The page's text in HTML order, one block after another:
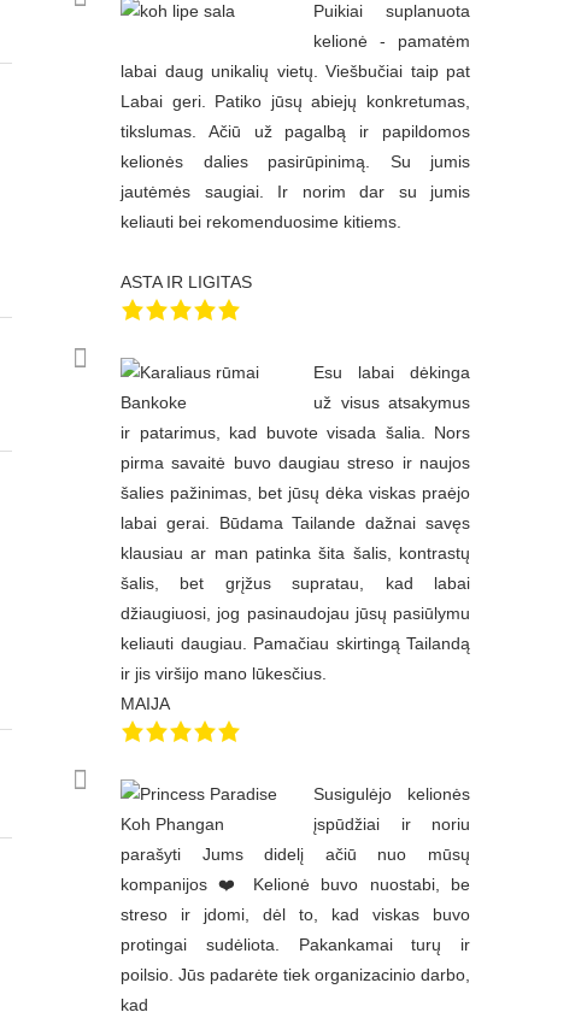
Puikiai suplanuota
kelionė - pamatėm
labai daug unikalių vietų. Viešbučiai taip pat
Labai geri. Patiko jūsų abiejų konkretumas,
tikslumas. Ačiū už pagalbą ir papildomos
kelionės dalies pasirūpinimą. Su jumis
jautėmės saugiai. Ir norim dar su jumis
keliauti bei rekomenduosime kitiems.
ASTA IR LIGITAS
Esu labai dėkinga
už visus atsakymus
ir patarimus, kad buvote visada šalia. Nors
pirma savaitė buvo daugiau streso ir naujos
šalies pažinimas, bet jūsų dėka viskas praėjo
labai gerai. Būdama Tailande dažnai savęs
klausiau ar man patinka šita šalis, kontrastų
šalis, bet grįžus supratau, kad labai
džiaugiuosi, jog pasinaudojau jūsų pasiūlymu
keliauti daugiau. Pamačiau skirtingą Tailandą
ir jis viršijo mano lūkesčius.
MAIJA
Susigulėjo kelionės
įspūdžiai ir noriu
parašyti Jums didelį ačiū nuo mūsų
kompanijos ❤️ Kelionė buvo nuostabi, be
streso ir jdomi, dėl to, kad viskas buvo
protingai sudėliota. Pakankamai turų ir
poilsio. Jūs padarėte tiek organizacinio darbo,
kad